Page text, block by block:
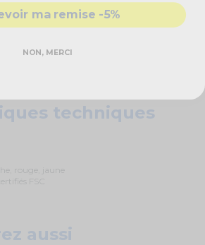
,
! Vous pourrez les associer à du blanc
techniques
rouge, jaune
FSC
aussi
ma remise -5%
NON, MERCI